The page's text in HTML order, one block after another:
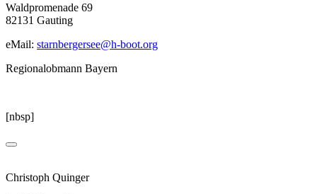
Waldpromenade 69
82131 Gauting
eMail: starnbergersee@h-boot.org
Regionalobmann Bayern
[nbsp]
Christoph Quinger